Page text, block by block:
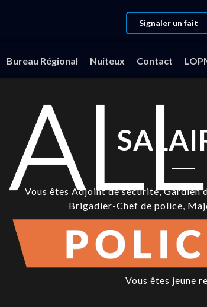
Signaler un fait
Bureau Régional Nuiteux Contact
Vous êtes Adjoint de sécurité, Gardien
Brigadier-Chef de police,
Vous êtes basés à Paris,
Vous êtes jeune